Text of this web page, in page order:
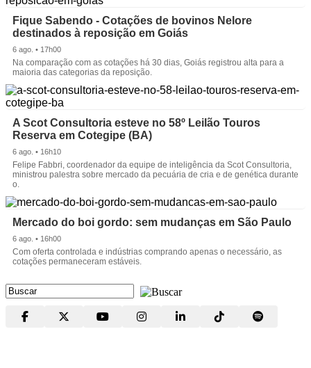
Fique Sabendo - Cotações de bovinos Nelore
destinados à reposição em Goiás
6 ago. • 17h00
Na comparação com as cotações há 30 dias, Goiás registrou alta para a
maioria das categorias da reposição.
A Scot Consultoria esteve no 58º Leilão Touros
Reserva em Cotegipe (BA)
6 ago. • 16h10
Felipe Fabbri, coordenador da equipe de inteligência da Scot Consultoria,
ministrou palestra sobre mercado da pecuária de cria e de genética durante
o.
Mercado do boi gordo: sem mudanças em São Paulo
6 ago. • 16h00
Com oferta controlada e indústrias comprando apenas o necessário, as
cotações permaneceram estáveis.